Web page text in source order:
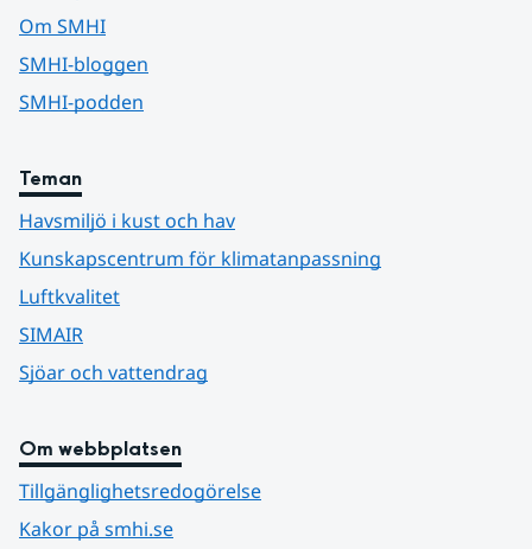
Om SMHI
SMHI-bloggen
SMHI-podden
Teman
Havsmiljö i kust och hav
Kunskapscentrum för klimatanpassning
Luftkvalitet
SIMAIR
Sjöar och vattendrag
Om webbplatsen
Tillgänglighetsredogörelse
Kakor på smhi.se